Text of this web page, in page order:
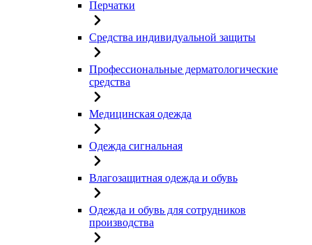
Перчатки
Средства индивидуальной защиты
Профессиональные дерматологические
средства
Медицинская одежда
Одежда сигнальная
Влагозащитная одежда и обувь
Одежда и обувь для сотрудников
производства